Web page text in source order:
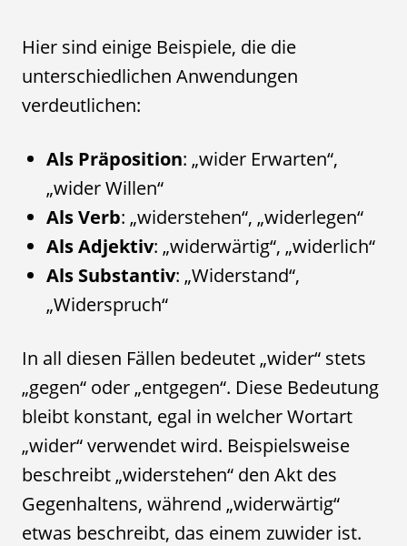
Hier sind einige Beispiele, die die
unterschiedlichen Anwendungen
verdeutlichen:
Als Präposition: „wider Erwarten“,
„wider Willen“
Als Verb: „widerstehen“, „widerlegen“
Als Adjektiv: „widerwärtig“, „widerlich“
Als Substantiv: „Widerstand“,
„Widerspruch“
In all diesen Fällen bedeutet „wider“ stets
„gegen“ oder „entgegen“. Diese Bedeutung
bleibt konstant, egal in welcher Wortart
„wider“ verwendet wird. Beispielsweise
beschreibt „widerstehen“ den Akt des
Gegenhaltens, während „widerwärtig“
etwas beschreibt, das einem zuwider ist.